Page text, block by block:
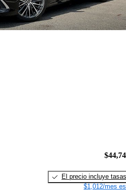
El precio incluye tasas
$1,012/mes